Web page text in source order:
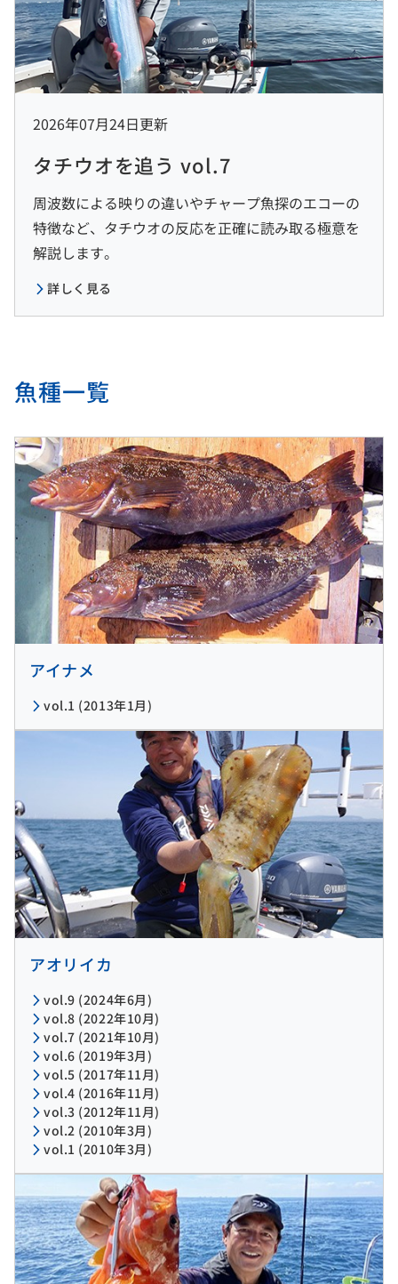
2026年07月24日更新
タチウオを追う vol.7
周波数による映りの違いやチャープ魚探のエコーの
特徴など、タチウオの反応を正確に読み取る極意を
解説します。
詳しく見る
魚種一覧
アイナメ
vol.1 (2013年1月)
アオリイカ
vol.9 (2024年6月)
vol.8 (2022年10月)
vol.7 (2021年10月)
vol.6 (2019年3月)
vol.5 (2017年11月)
vol.4 (2016年11月)
vol.3 (2012年11月)
vol.2 (2010年3月)
vol.1 (2010年3月)